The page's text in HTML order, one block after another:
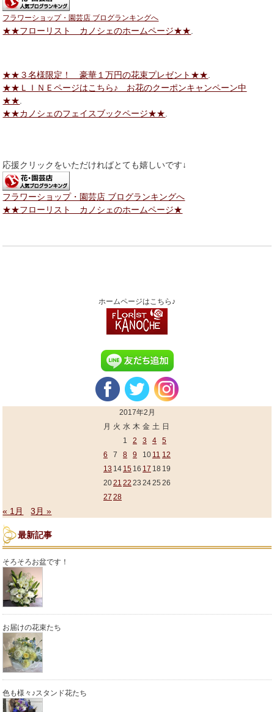
フラワーショップ・園芸店 ブログランキングへ
★★フローリスト カノシェのホームページ★★
★★３名様限定！ 豪華１万円の花束プレゼント★★
★★ＬＩＮＥページはこちら♪ お花のクーポンキャンペーン中
★★
★★カノシェのフェイスブックページ★★
応援クリックをいただければとても嬉しいです↓
フラワーショップ・園芸店 ブログランキングへ
★★フローリスト カノシェのホームページ★
ホームページはこちら♪
2017年2月
月 火 水 木 金 土 日
1
2 3 4
5
6
7 8 9 10 11 12
13 14 15 16 17 18 19
2021 22 23 2425 26
27 28
« 1月 3月 »
最新記事
そろそろお盆です！
お届けの花束たち
色も様々♪スタンド花たち